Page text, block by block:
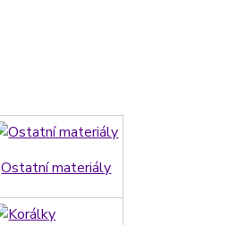
Ostatní materiály